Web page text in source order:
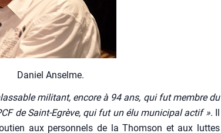
Daniel Anselme.
mili­tant, encore à 94 ans, qui fut membre du
de Saint-Egrève, qui fut un élu muni­ci­pal actif ».
aux per­son­nels de la Thom­son et aux luttes